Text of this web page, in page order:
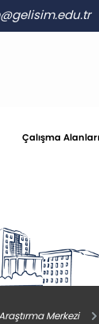
Çalışma Alanları
Merkezi